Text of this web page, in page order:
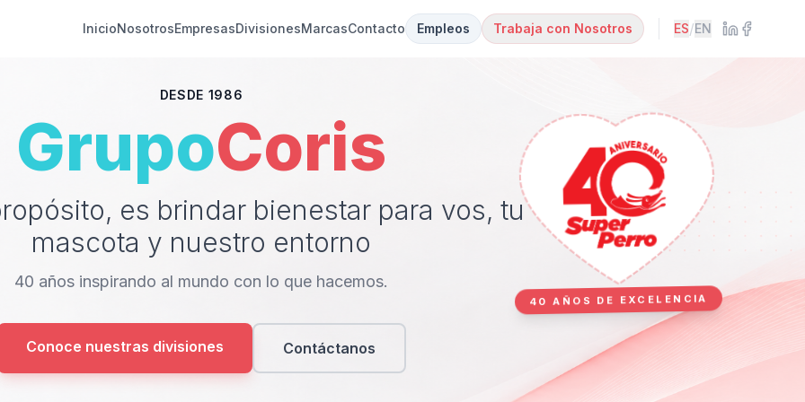
InicioNosotrosEmpresasDivisionesMarcasContacto Empleos Trabaja con Nosotros ES/EN
40 AÑOS DE EXCELENCIA
DESDE 1986
GrupoCoris
es brindar bienestar para vos, tu
mascota y nuestro entorno
40 años inspirando al mundo con lo que hacemos.
Conoce nuestras divisiones Contáctanos